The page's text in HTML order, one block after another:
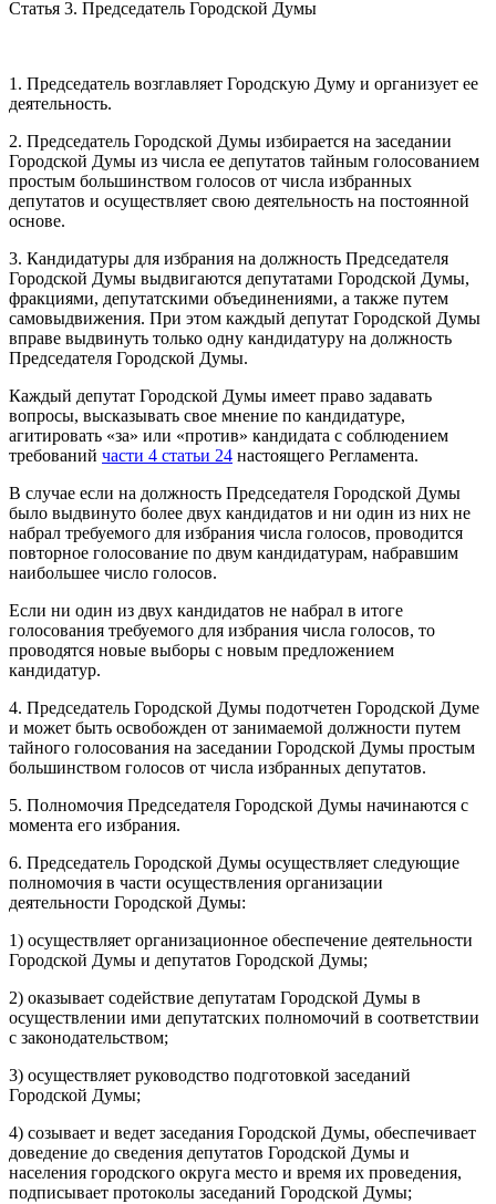
Статья 3. Председатель Городской Думы
1. Председатель возглавляет Городскую Думу и организует ее
деятельность.
2. Председатель Городской Думы избирается на заседании
Городской Думы из числа ее депутатов тайным голосованием
простым большинством голосов от числа избранных
депутатов и осуществляет свою деятельность на постоянной
основе.
3. Кандидатуры для избрания на должность Председателя
Городской Думы выдвигаются депутатами Городской Думы,
фракциями, депутатскими объединениями, а также путем
самовыдвижения. При этом каждый депутат Городской Думы
вправе выдвинуть только одну кандидатуру на должность
Председателя Городской Думы.
Каждый депутат Городской Думы имеет право задавать
вопросы, высказывать свое мнение по кандидатуре,
агитировать «за» или «против» кандидата с соблюдением
требований части 4 статьи 24 настоящего Регламента.
В случае если на должность Председателя Городской Думы
было выдвинуто более двух кандидатов и ни один из них не
набрал требуемого для избрания числа голосов, проводится
повторное голосование по двум кандидатурам, набравшим
наибольшее число голосов.
Если ни один из двух кандидатов не набрал в итоге
голосования требуемого для избрания числа голосов, то
проводятся новые выборы с новым предложением
кандидатур.
4. Председатель Городской Думы подотчетен Городской Думе
и может быть освобожден от занимаемой должности путем
тайного голосования на заседании Городской Думы простым
большинством голосов от числа избранных депутатов.
5. Полномочия Председателя Городской Думы начинаются с
момента его избрания.
6. Председатель Городской Думы осуществляет следующие
полномочия в части осуществления организации
деятельности Городской Думы:
1) осуществляет организационное обеспечение деятельности
Городской Думы и депутатов Городской Думы;
2) оказывает содействие депутатам Городской Думы в
осуществлении ими депутатских полномочий в соответствии
с законодательством;
3) осуществляет руководство подготовкой заседаний
Городской Думы;
4) созывает и ведет заседания Городской Думы, обеспечивает
доведение до сведения депутатов Городской Думы и
населения городского округа место и время их проведения,
подписывает протоколы заседаний Городской Думы;